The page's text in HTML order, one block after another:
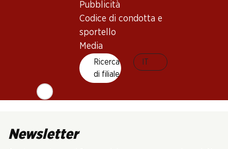
Pubblicità
Codice di condotta e
sportello
Media
Ricerca
di filiale
5 Prodotti
In alto
Newsletter